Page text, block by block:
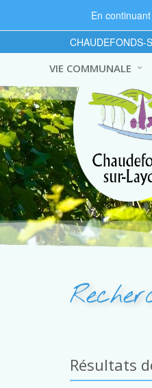
En
CHAUDEFONDS-
VIE COMMUNALE
Résultats